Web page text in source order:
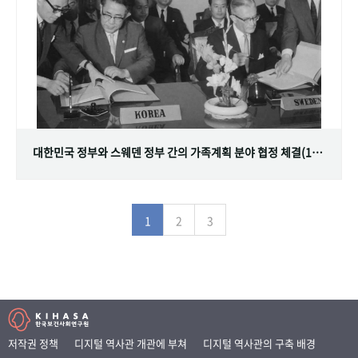
대한민국 정부와 스웨덴 정부 간의 가족계획 분야 협정 체결(1968.07.12)
1 2 3
저작권 정책 디지털 역사관 개관에 부쳐
디지털 역사관의 구축 배경